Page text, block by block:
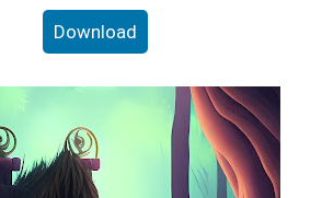
Download